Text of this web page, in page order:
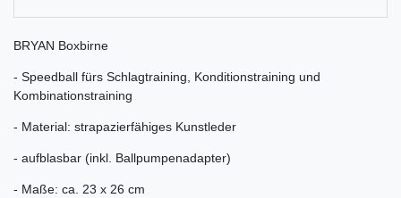
BRYAN Boxbirne
- Speedball fürs Schlagtraining, Konditionstraining und
Kombinationstraining
- Material: strapazierfähiges Kunstleder
- aufblasbar (inkl. Ballpumpenadapter)
- Maße: ca. 23 x 26 cm